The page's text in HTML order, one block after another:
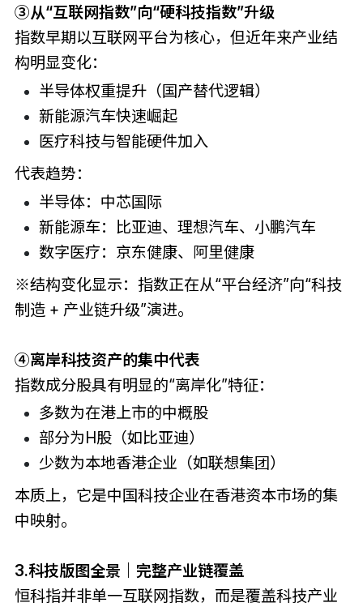
③从“互联网指数”向“硬科技指数”升级
指数早期以互联网平台为核心，但近年来产业结
构明显变化：
半导体权重提升（国产替代逻辑）
新能源汽车快速崛起
医疗科技与智能硬件加入
代表趋势：
半导体：中芯国际
新能源车：比亚迪、理想汽车、小鹏汽车
数字医疗：京东健康、阿里健康
※结构变化显示：指数正在从“平台经济”向“科技
制造 + 产业链升级”演进。
④离岸科技资产的集中代表
指数成分股具有明显的“离岸化”特征：
多数为在港上市的中概股
部分为H股（如比亚迪）
少数为本地香港企业（如联想集团）
本质上，它是中国科技企业在香港资本市场的集
中映射。
3.科技版图全景｜完整产业链覆盖
恒科指并非单一互联网指数，而是覆盖科技产业